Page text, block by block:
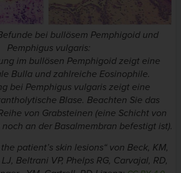
bei bullösem Pemphigoid und
Pemphigus vulgaris:
im bullösen Pemphigoid zeigt eine
Bulla und zahlreiche Eosinophile.
bei Pemphigus vulgaris zeigt eine
Blase. Beachten Sie das
von Grabsteinen (eine Schicht von
an der Basalmembran befestigt ist).
patient’s skin lesions“ von Beck, KM,
Beltrani VP, Phelps RG, Carvajal, RD,